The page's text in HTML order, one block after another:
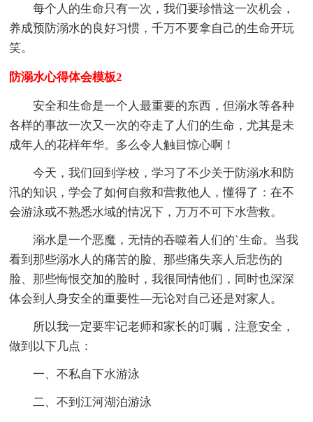
每个人的生命只有一次，我们要珍惜这一次机会，
养成预防溺水的良好习惯，千万不要拿自己的生命开玩
笑。
防溺水心得体会模板2
安全和生命是一个人最重要的东西，但溺水等各种
各样的事故一次又一次的夺走了人们的生命，尤其是未
成年人的花样年华。多么令人触目惊心啊！
今天，我们回到学校，学习了不少关于防溺水和防
汛的知识，学会了如何自救和营救他人，懂得了：在不
会游泳或不熟悉水域的情况下，万万不可下水营救。
溺水是一个恶魔，无情的吞噬着人们的`生命。当我
看到那些溺水人的痛苦的脸、那些痛失亲人后悲伤的
脸、那些悔恨交加的脸时，我很同情他们，同时也深深
体会到人身安全的重要性—无论对自己还是对家人。
所以我一定要牢记老师和家长的叮嘱，注意安全，
做到以下几点：
一、不私自下水游泳
二、不到江河湖泊游泳